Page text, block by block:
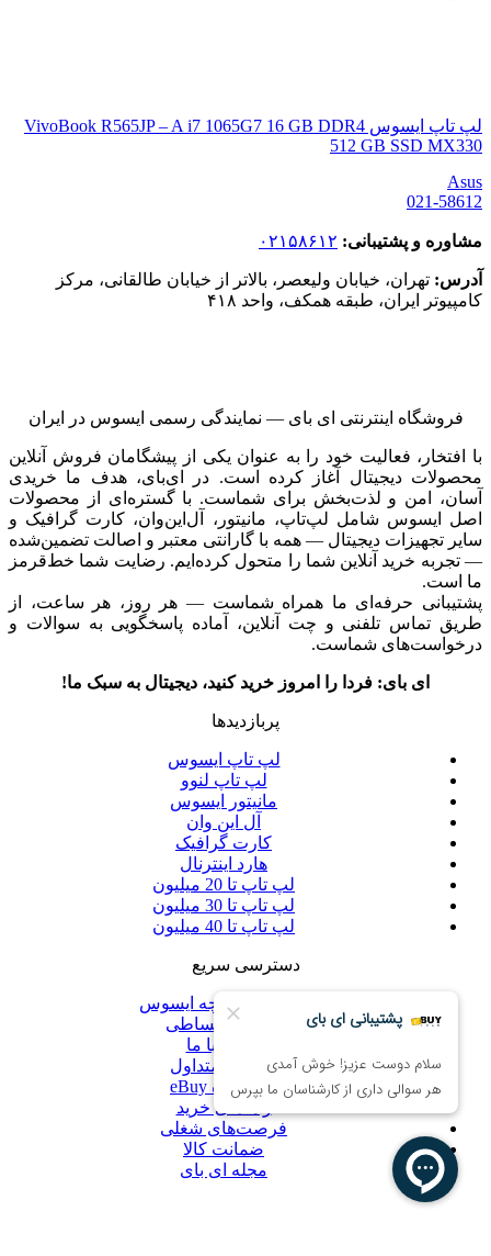
لپ تاپ ایسوس VivoBook R565JP – A i7 1065G7 16 GB DDR4
512 GB SSD MX330
Asus
021-58612
مشاوره و پشتیبانی: ۰۲۱۵۸۶۱۲
آدرس: تهران، خیابان ولیعصر، بالاتر از خیابان طالقانی، مرکز
کامپیوتر ایران، طبقه همکف، واحد ۴۱۸
فروشگاه اینترنتی ای‌ بای — نمایندگی رسمی ایسوس در ایران
با افتخار، فعالیت خود را به عنوان یکی از پیشگامان فروش آنلاین
محصولات دیجیتال آغاز کرده است. در ای‌بای، هدف ما خریدی
آسان، امن و لذت‌بخش برای شماست. با گستره‌ای از محصولات
اصل ایسوس شامل لپ‌تاپ، مانیتور، آل‌این‌وان، کارت گرافیک و
سایر تجهیزات دیجیتال — همه با گارانتی معتبر و اصالت تضمین‌شده
— تجربه خرید آنلاین شما را متحول کرده‌ایم. رضایت شما خط‌قرمز
ما است.
پشتیبانی حرفه‌ای ما همراه شماست — هر روز، هر ساعت، از
طریق تماس تلفنی و چت آنلاین، آماده پاسخگویی به سوالات و
درخواست‌های شماست.
ای بای: فردا را امروز خرید کنید، دیجیتال به سبک ما!
پربازدیدها
لپ تاپ ایسوس
لپ تاپ لنوو
مانیتور ایسوس
آل این وان
کارت گرافیک
هارد اینترنال
لپ تاپ تا 20 میلیون
لپ تاپ تا 30 میلیون
لپ تاپ تا 40 میلیون
دسترسی سریع
گارانتی یکپارچه ایسوس
فروش اقساطی
تماس با ما
سوالات متداول
فروشگاه eBuy
راهنمای خرید
فرصت‌های شغلی
ضمانت کالا
مجله ای بای